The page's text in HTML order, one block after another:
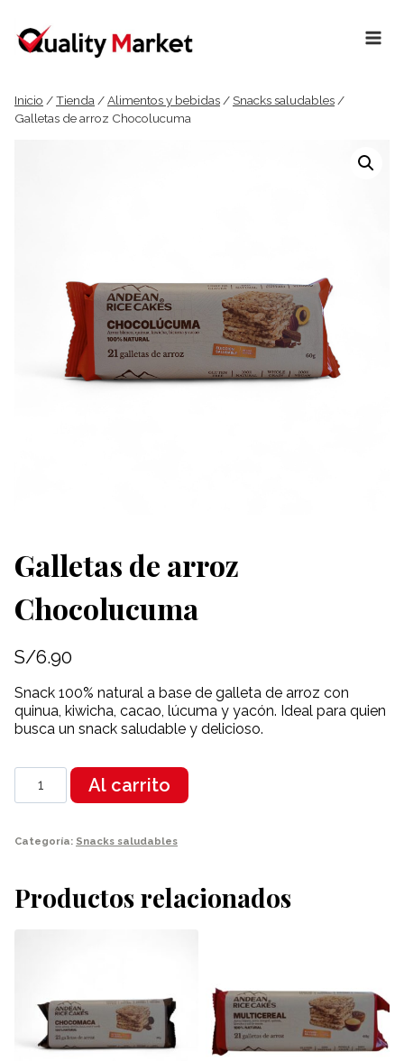
contenido
Inicio /Tienda /Alimentos y bebidas / Snacks saludables /
Galletas de arroz Chocolucuma
Galletas de arroz
Chocolucuma
S/6.90
Snack 100% natural a base de galleta de arroz con
quinua, kiwicha, cacao, lúcuma y yacón. Ideal para quien
busca un snack saludable y delicioso.
Galletas
cantidad
Al carrito
Categoría: Snacks saludables
Productos relacionados